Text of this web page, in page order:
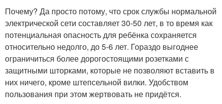
Почему? Да просто потому, что срок службы нормальной
электрической сети составляет 30-50 лет, в то время как
потенциальная опасность для ребёнка сохраняется
относительно недолго, до 5-6 лет. Гораздо выгоднее
ограничиться более дорогостоящими розетками с
защитными шторками, которые не позволяют вставить в
них ничего, кроме штепсельной вилки. Удобством
пользования при этом жертвовать не придётся.